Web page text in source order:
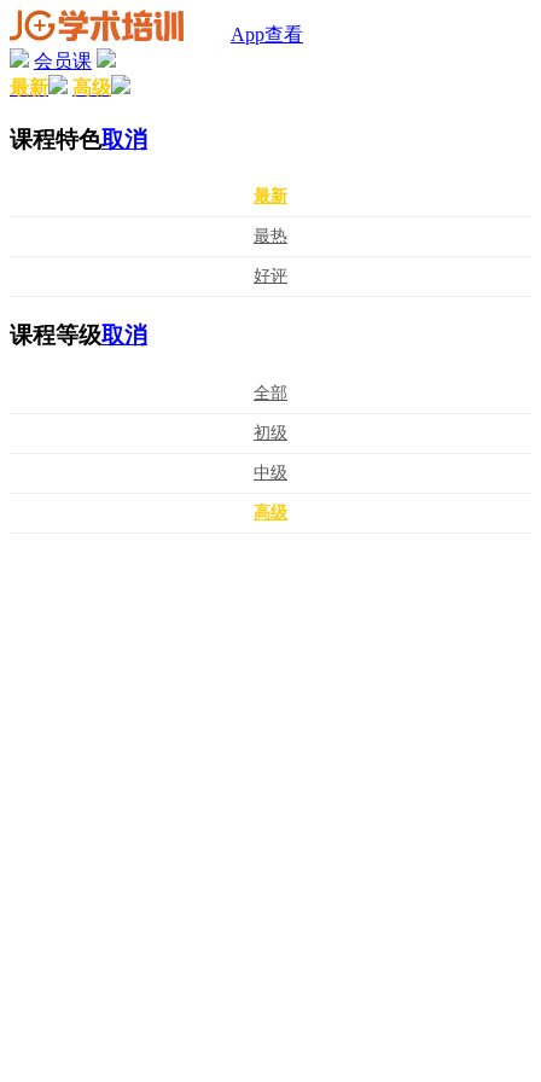
App查看
会员课
最新
高级
课程特色取消
最新
最热
好评
课程等级取消
全部
初级
中级
高级